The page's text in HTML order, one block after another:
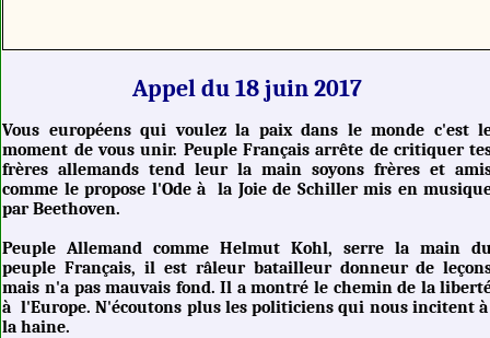
Appel du 18 juin 2017
Vous européens qui voulez la paix dans le monde c'est
moment de vous unir. Peuple Français arrête de critiquer
frères allemands tend leur la main soyons frères et
comme le propose l'Ode à la Joie de Schiller mis en
par Beethoven.
Peuple Allemand comme Helmut Kohl, serre la main
peuple Français, il est râleur batailleur donneur de
mais n'a pas mauvais fond. Il a montré le chemin de la
à l'Europe. N'écoutons plus les politiciens qui nous incitent
la haine.